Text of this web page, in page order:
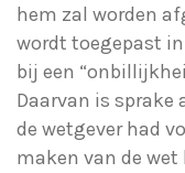
hem zal worden
wordt toegepast
bij een
Daarvan is sprake
de wetgever had
maken van de wet